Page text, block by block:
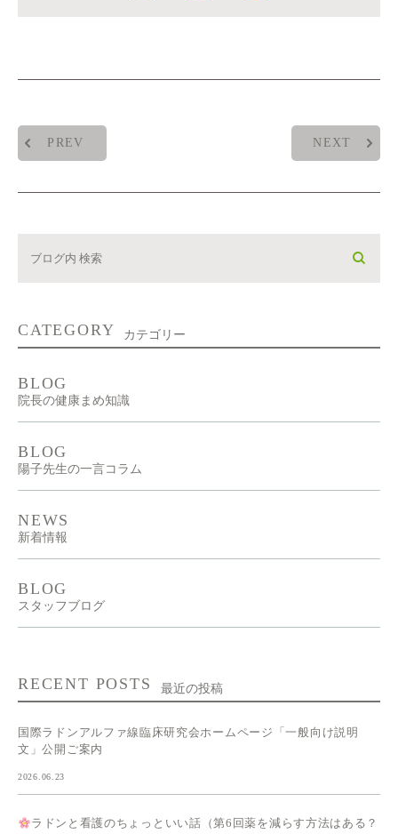
PREV NEXT
CATEGORY カテゴリー
BLOG
院長の健康まめ知識
BLOG
陽子先生の一言コラム
NEWS
新着情報
BLOG
スタッフブログ
RECENT POSTS 最近の投稿
国際ラドンアルファ線臨床研究会ホームページ「一般向け説明
文」公開ご案内
2026.06.23
ラドンと看護のちょっといい話（第6回薬を減らす方法はある？